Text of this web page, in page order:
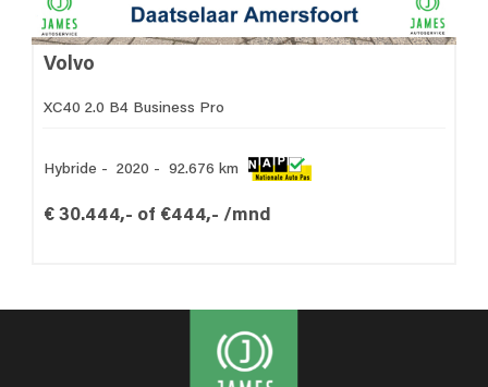
Volvo
XC40 2.0 B4 Business Pro
Hybride - 2020 - 92.676 km
€ 30.444,- of €444,- /mnd